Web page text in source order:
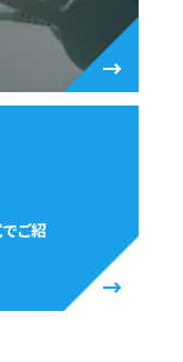
ご紹